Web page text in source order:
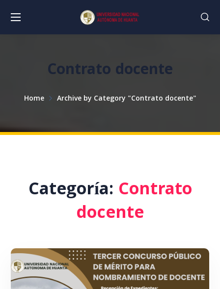
Contrato docente
Home Archive by Category "Contrato docente"
Categoría: Contrato
docente